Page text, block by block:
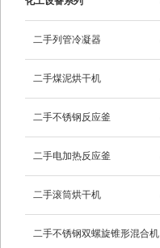
二手列管冷凝器
二手煤泥烘干机
二手不锈钢反应釜
二手电加热反应釜
二手滚筒烘干机
二手不锈钢双螺旋锥形混合机